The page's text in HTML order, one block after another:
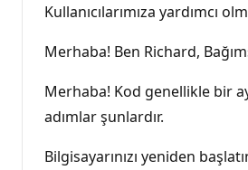
Kullanıcılarımıza yardımcı
Merhaba! Ben Richard,
Merhaba! Kod genellikle bir
adımlar şunlardır.
Bilgisayarınızı yeniden